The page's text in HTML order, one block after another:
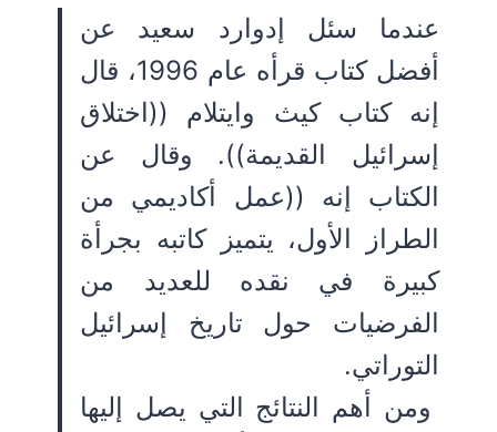
عندما سئل إدوارد سعيد عن
أفضل كتاب قرأه عام 1996، قال
إنه كتاب كيث وايتلام ((اختلاق
إسرائيل القديمة)). وقال عن
الكتاب إنه ((عمل أكاديمي من
الطراز الأول، يتميز كاتبه بجرأة
كبيرة في نقده للعديد من
الفرضيات حول تاريخ إسرائيل
التوراتي.
ومن أهم النتائج التي يصل إليها